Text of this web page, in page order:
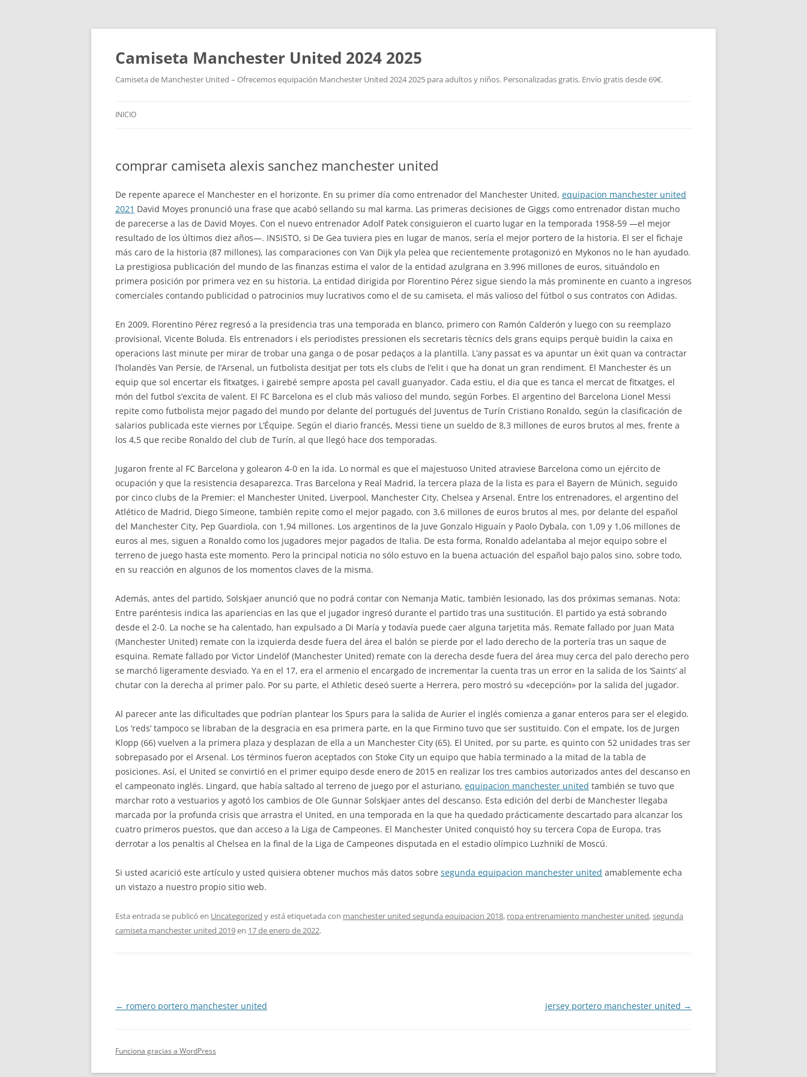
Camiseta Manchester United 2024 2025
Camiseta de Manchester United – Ofrecemos equipación Manchester United 2024 2025 para adultos y niños. Personalizadas gratis. Envío gratis desde 69€.
INICIO
comprar camiseta alexis sanchez manchester united
De repente aparece el Manchester en el horizonte. En su primer día como entrenador del Manchester United, equipacion manchester united
2021 David Moyes pronunció una frase que acabó sellando su mal karma. Las primeras decisiones de Giggs como entrenador distan mucho
de parecerse a las de David Moyes. Con el nuevo entrenador Adolf Patek consiguieron el cuarto lugar en la temporada 1958-59 —el mejor
resultado de los últimos diez años—. INSISTO, si De Gea tuviera pies en lugar de manos, sería el mejor portero de la historia. El ser el fichaje
más caro de la historia (87 millones), las comparaciones con Van Dijk yla pelea que recientemente protagonizó en Mykonos no le han ayudado.
La prestigiosa publicación del mundo de las finanzas estima el valor de la entidad azulgrana en 3.996 millones de euros, situándolo en
primera posición por primera vez en su historia. La entidad dirigida por Florentino Pérez sigue siendo la más prominente en cuanto a ingresos
comerciales contando publicidad o patrocinios muy lucrativos como el de su camiseta, el más valioso del fútbol o sus contratos con Adidas.
En 2009, Florentino Pérez regresó a la presidencia tras una temporada en blanco, primero con Ramón Calderón y luego con su reemplazo
provisional, Vicente Boluda. Els entrenadors i els periodistes pressionen els secretaris tècnics dels grans equips perquè buidin la caixa en
operacions last minute per mirar de trobar una ganga o de posar pedaços a la plantilla. L’any passat es va apuntar un èxit quan va contractar
l’holandès Van Persie, de l’Arsenal, un futbolista desitjat per tots els clubs de l’elit i que ha donat un gran rendiment. El Manchester és un
equip que sol encertar els fitxatges, i gairebé sempre aposta pel cavall guanyador. Cada estiu, el dia que es tanca el mercat de fitxatges, el
món del futbol s’excita de valent. El FC Barcelona es el club más valioso del mundo, según Forbes. El argentino del Barcelona Lionel Messi
repite como futbolista mejor pagado del mundo por delante del portugués del Juventus de Turín Cristiano Ronaldo, según la clasificación de
salarios publicada este viernes por L’Équipe. Según el diario francés, Messi tiene un sueldo de 8,3 millones de euros brutos al mes, frente a
los 4,5 que recibe Ronaldo del club de Turín, al que llegó hace dos temporadas.
Jugaron frente al FC Barcelona y golearon 4-0 en la ida. Lo normal es que el majestuoso United atraviese Barcelona como un ejército de
ocupación y que la resistencia desaparezca. Tras Barcelona y Real Madrid, la tercera plaza de la lista es para el Bayern de Múnich, seguido
por cinco clubs de la Premier: el Manchester United, Liverpool, Manchester City, Chelsea y Arsenal. Entre los entrenadores, el argentino del
Atlético de Madrid, Diego Simeone, también repite como el mejor pagado, con 3,6 millones de euros brutos al mes, por delante del español
del Manchester City, Pep Guardiola, con 1,94 millones. Los argentinos de la Juve Gonzalo Higuaín y Paolo Dybala, con 1,09 y 1,06 millones de
euros al mes, siguen a Ronaldo como los jugadores mejor pagados de Italia. De esta forma, Ronaldo adelantaba al mejor equipo sobre el
terreno de juego hasta este momento. Pero la principal noticia no sólo estuvo en la buena actuación del español bajo palos sino, sobre todo,
en su reacción en algunos de los momentos claves de la misma.
Además, antes del partido, Solskjaer anunció que no podrá contar con Nemanja Matic, también lesionado, las dos próximas semanas. Nota:
Entre paréntesis indica las apariencias en las que el jugador ingresó durante el partido tras una sustitución. El partido ya está sobrando
desde el 2-0. La noche se ha calentado, han expulsado a Di María y todavía puede caer alguna tarjetita más. Remate fallado por Juan Mata
(Manchester United) remate con la izquierda desde fuera del área el balón se pierde por el lado derecho de la portería tras un saque de
esquina. Remate fallado por Victor Lindelöf (Manchester United) remate con la derecha desde fuera del área muy cerca del palo derecho pero
se marchó ligeramente desviado. Ya en el 17, era el armenio el encargado de incrementar la cuenta tras un error en la salida de los ‘Saints’ al
chutar con la derecha al primer palo. Por su parte, el Athletic deseó suerte a Herrera, pero mostró su «decepción» por la salida del jugador.
Al parecer ante las dificultades que podrían plantear los Spurs para la salida de Aurier el inglés comienza a ganar enteros para ser el elegido.
Los ‘reds’ tampoco se libraban de la desgracia en esa primera parte, en la que Firmino tuvo que ser sustituido. Con el empate, los de Jurgen
Klopp (66) vuelven a la primera plaza y desplazan de ella a un Manchester City (65). El United, por su parte, es quinto con 52 unidades tras ser
sobrepasado por el Arsenal. Los términos fueron aceptados con Stoke City un equipo que había terminado a la mitad de la tabla de
posiciones. Así, el United se convirtió en el primer equipo desde enero de 2015 en realizar los tres cambios autorizados antes del descanso en
el campeonato inglés. Lingard, que había saltado al terreno de juego por el asturiano, equipacion manchester united también se tuvo que
marchar roto a vestuarios y agotó los cambios de Ole Gunnar Solskjaer antes del descanso. Esta edición del derbi de Manchester llegaba
marcada por la profunda crisis que arrastra el United, en una temporada en la que ha quedado prácticamente descartado para alcanzar los
cuatro primeros puestos, que dan acceso a la Liga de Campeones. El Manchester United conquistó hoy su tercera Copa de Europa, tras
derrotar a los penaltis al Chelsea en la final de la Liga de Campeones disputada en el estadio olímpico Luzhnikí de Moscú.
Si usted acarició este artículo y usted quisiera obtener muchos más datos sobre segunda equipacion manchester united amablemente echa
un vistazo a nuestro propio sitio web.
Esta entrada se publicó en Uncategorized y está etiquetada con manchester united segunda equipacion 2018, ropa entrenamiento manchester united,segunda
camiseta manchester united 2019en 17 de enero de 2022.
Navegación
← romero portero manchester united jersey portero manchester united →
Funciona gracias a WordPress